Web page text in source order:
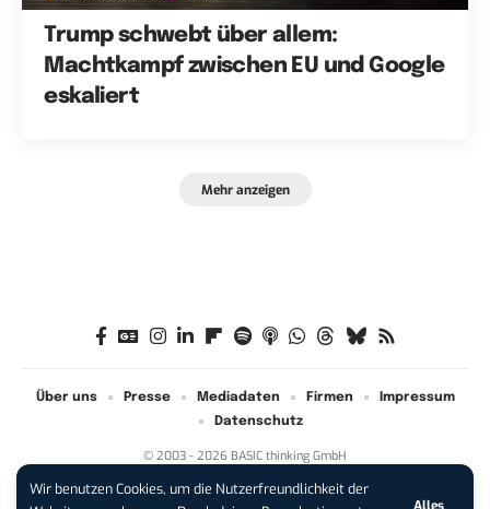
Wir benutzen Cookies, um die Nutzerfreundlichkeit der
Alles
Trump schwebt über allem:
Machtkampf zwischen EU und Google
eskaliert
Mehr anzeigen
© 2003 - 2026 BASIC thinking GmbH
Über uns Presse Mediadaten Firmen
Impressum
Datenschutz